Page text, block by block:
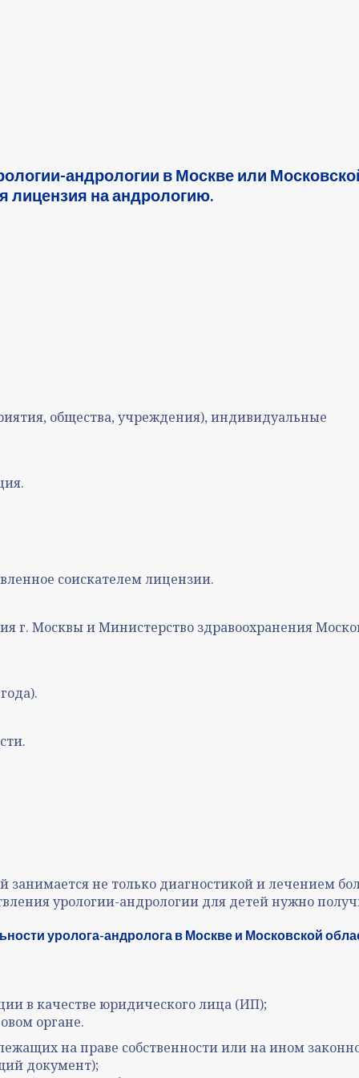
андрологии в Москве или
лицензия на андрологию.
общества, учреждения), индивидуальные
соискателем лицензии.
г. Москвы и Министерство здравоохранения
занимается не только диагностикой и лечением
урологии-андрологии для детей нужно
уролога-андролога в Москве и Московской
в качестве юридического лица (ИП);
органе.
на праве собственности или на ином
документ);